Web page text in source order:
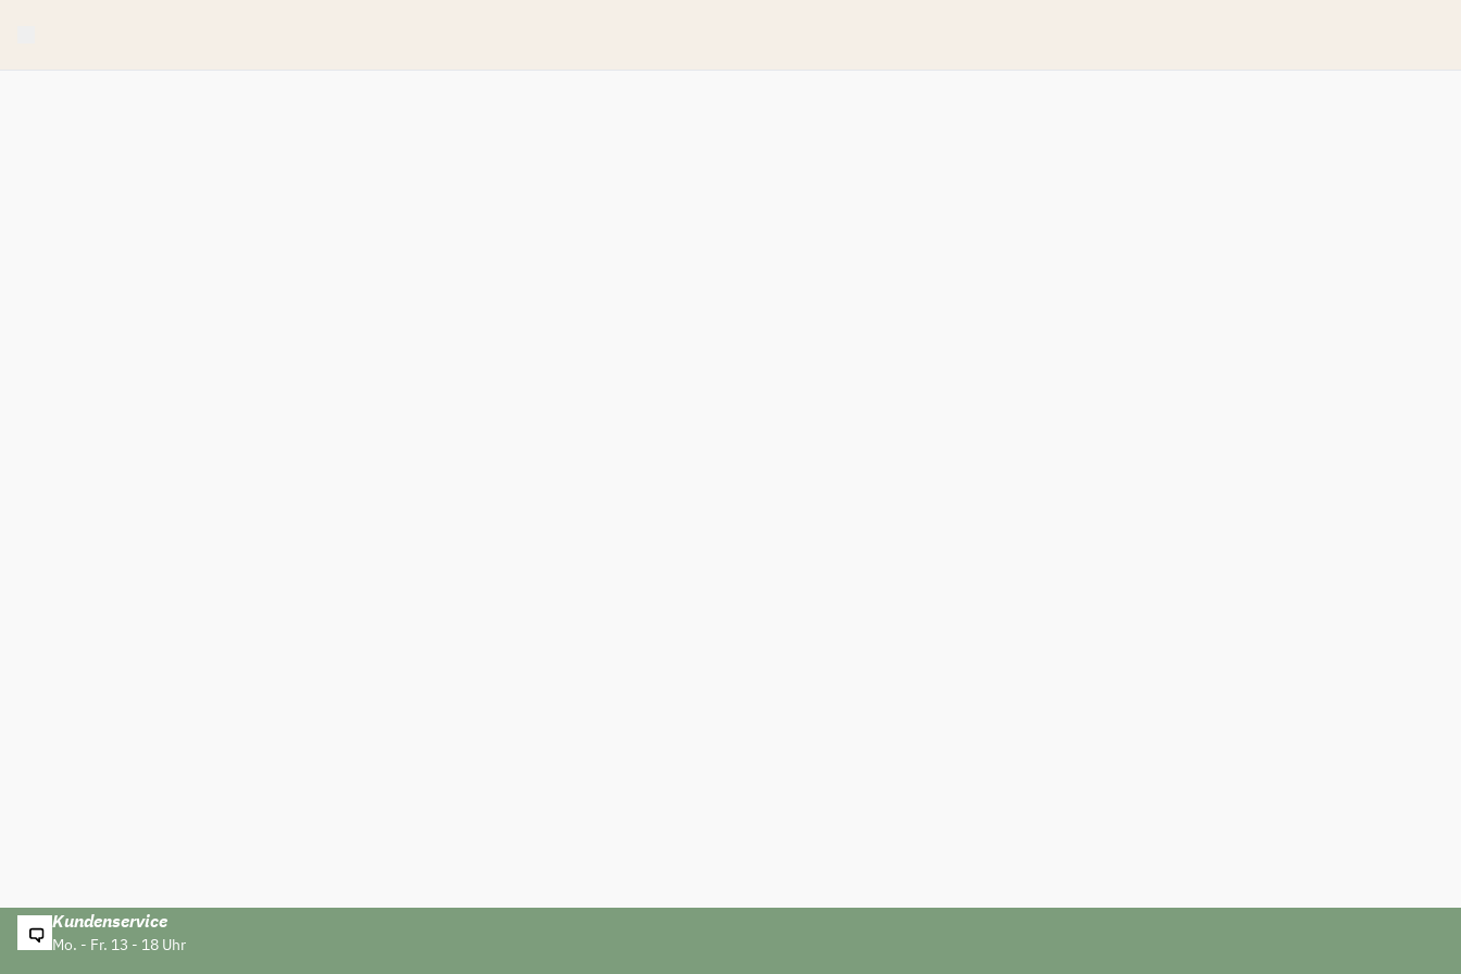
Kundenservice
Mo. - Fr. 13 - 18 Uhr